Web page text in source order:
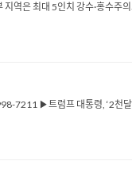
역은 최대 5인치 강수·홍수
7211 ▶트럼프 대통령, ‘2천